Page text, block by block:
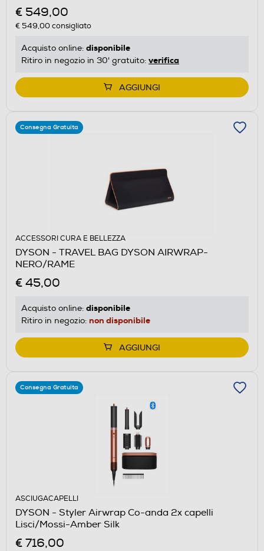
€ 549,00
€ 549,00consigliato
Acquisto online: disponibile
Ritiro in negozio in 30' gratuito: verifica
AGGIUNGI
Consegna Gratuita
ACCESSORI CURA E BELLEZZA
DYSON - TRAVEL BAG DYSON AIRWRAP-
NERO/RAME
€ 45,00
Acquisto online: disponibile
Ritiro in negozio: non disponibile
AGGIUNGI
Consegna Gratuita
ASCIUGACAPELLI
DYSON - Styler Airwrap Co-anda 2x capelli
Lisci/Mossi-Amber Silk
€ 716,00